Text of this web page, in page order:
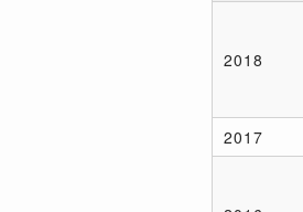
2018
2017